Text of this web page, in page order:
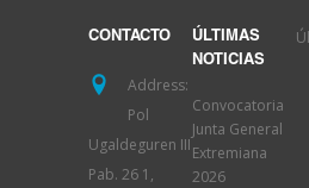
CONTACTO
Address:
Pol
Ugaldeguren III
Pab. 26 1,
ÚLTIMAS
NOTICIAS
Convocatoria
Junta General
Extremiana
2026